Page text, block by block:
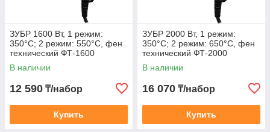
ЗУБР 1600 Вт, 1 режим:
350°С; 2 режим: 550°С, фен
технический ФТ-1600
В наличии
12 590 ₸/набор
Купить
ЗУБР 2000 Вт, 1 режим:
350°С; 2 режим: 650°С, фен
технический ФТ-2000
В наличии
16 070 ₸/набор
Купить